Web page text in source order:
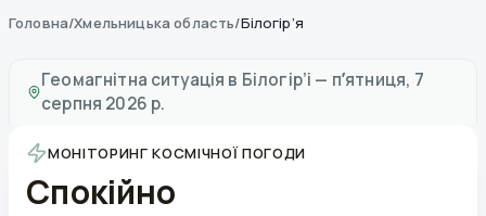
Головна/Хмельницька область/Білогір’я
Геомагнітна ситуація в Білогір’і — пʼятниця, 7
серпня 2026 р.
МОНІТОРИНГ КОСМІЧНОЇ ПОГОДИ
Спокійно